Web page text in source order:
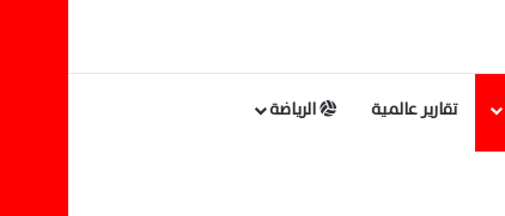
تقارير عالمية الرياضة